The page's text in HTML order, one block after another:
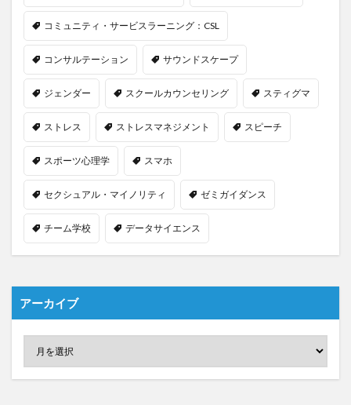
コミュニティ・サービスラーニング：CSL
コンサルテーション サウンドスケープ
ジェンダー スクールカウンセリング スティグマ
ストレス ストレスマネジメント スピーチ
スポーツ心理学 スマホ
セクシュアル・マイノリティ ゼミガイダンス
チーム学校 データサイエンス
アーカイブ